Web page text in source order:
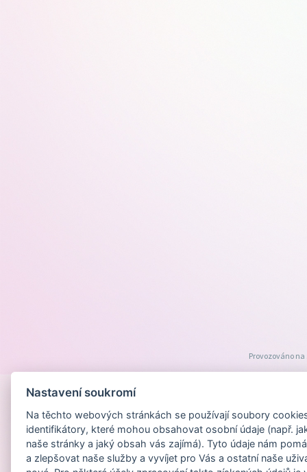
Provozováno
Nastavení soukromí
Na těchto webových stránkách se používají soubory
identifikátory, které mohou obsahovat osobní údaje (např.
naše stránky a jaký obsah vás zajímá). Tyto údaje nám
a zlepšovat naše služby a vyvíjet pro Vás a ostatní naše